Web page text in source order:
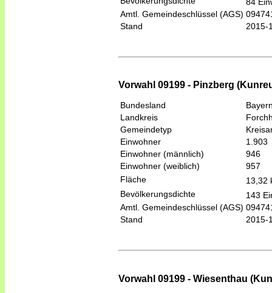
Amtl. Gemeindeschlüssel (AGS)
Stand
2015-
Vorwahl 09199 - Pinzberg
Bundesland
Landkreis
Gemeindetyp
Einwohner
1.903
Einwohner (männlich)
946
Einwohner (weiblich)
957
Fläche
13,32
Bevölkerungsdichte
143
Amtl. Gemeindeschlüssel (AGS)
Stand
2015-
Vorwahl 09199 - Wiesenthau